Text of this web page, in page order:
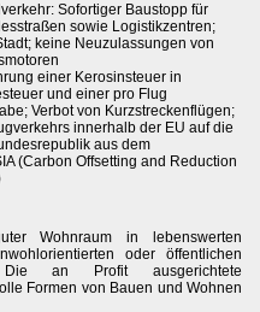
Sofortiger Baustopp für
sowie Logistikzentren;
keine Neuzulassungen von
einer Kerosinsteuer in
und einer pro Flug
Verbot von Kurzstreckenflügen;
innerhalb der EU auf die
aus dem
(Carbon Offsetting and Reduction
Wohnraum in lebenswerten
oder öffentlichen
an Profit ausgerichtete
Formen von Bauen und Wohnen